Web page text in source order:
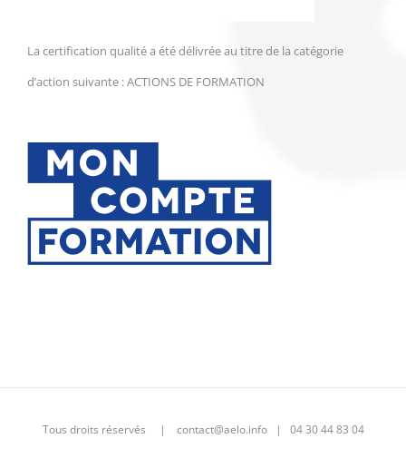
La certification qualité a été délivrée au titre de la catégorie
d’action suivante : ACTIONS DE FORMATION
Tous droits réservés | contact@aelo.info| 04 30 44 83 04